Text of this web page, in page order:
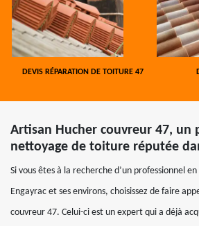
DEVIS RÉPARATION DE TOITURE 47
Artisan Hucher couvreur 47, un
nettoyage de toiture réputée
Si vous êtes à la recherche d’un professionnel
Engayrac et ses environs, choisissez de faire
couvreur 47. Celui-ci est un expert qui a déjà